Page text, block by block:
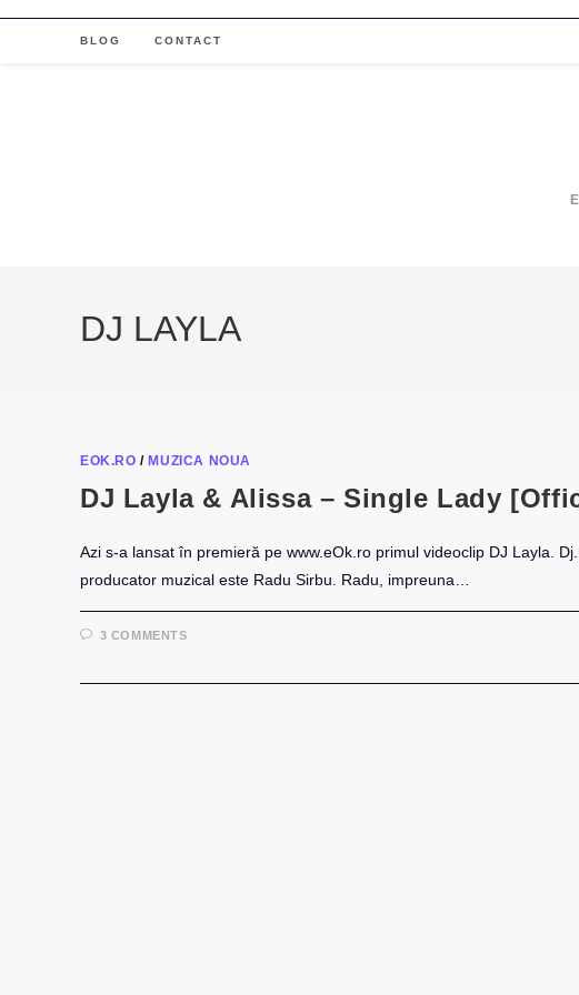
BLOG CONTACT
DJ LAYLA
EOK.RO / MUZICA NOUA
DJ Layla & Alissa – Single Lady
Azi s-a lansat în premieră pe www.eOk.ro primul videoclip DJ Layla.
producator muzical este Radu Sirbu. Radu, impreuna…
3 COMMENTS